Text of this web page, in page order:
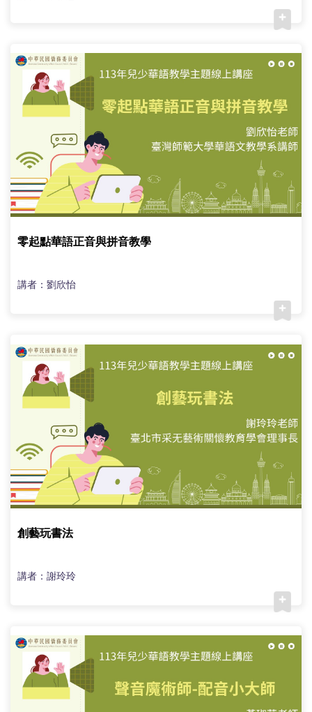
零起點華語正音與拼音教學
講者：劉欣怡
創藝玩書法
講者：謝玲玲